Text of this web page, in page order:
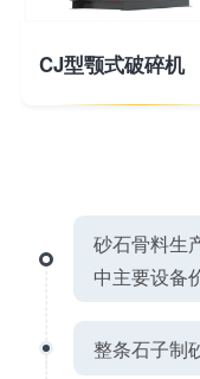
CJ型颚式破碎机
砂石骨料生
中主要设备
整条石子制